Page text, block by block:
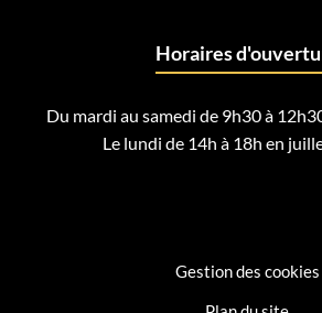
Horaires
Du mardi au samedi de 9h30 à
Le lundi de 14h à 18h en
Gestion des cookies